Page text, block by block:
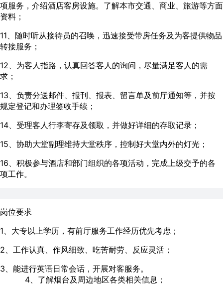
项服务，介绍酒店客房设施。了解本市交通、商业、旅游等方面
资料；
11、随时听从接待员的召唤，迅速接受带房任务及为客提供物品
转接服务；
12、为客人指路，认真回答客人的询问，尽量满足客人的需
求；
13、负责分送邮件、报刊、报表、留言单及前厅通知等，并按
规定登记和办理签收手续；
14、受理客人行李寄存及领取，并做好详细的存取记录；
15、协助大堂副理维持大堂秩序，控制好大堂内外的灯光；
16、积极参与酒店和部门组织的各项活动，完成上级交予的各
项工作。
岗位要求
1、大专以上学历，有前厅服务工作经历优先考虑；
2、工作认真、作风细致、吃苦耐劳、反应灵活；
3、能进行英语日常会话，开展对客服务。
4、了解烟台及周边地区各类相关信息；